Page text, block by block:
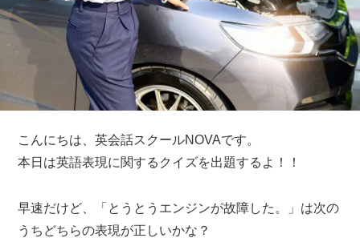
こんにちは、英会話スクールNOVAです。
本日は英語表現に関するクイズを出題するよ！！
早速だけど、「とうとうエンジンが故障した。」は次の
うちどちらの表現が正しいかな？